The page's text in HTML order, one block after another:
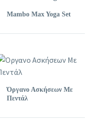
Mambo Max Yoga Set
Όργανο Ασκήσεων Με
Πεντάλ